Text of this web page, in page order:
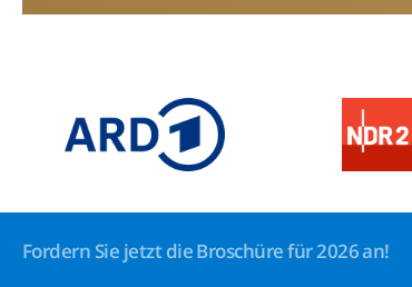
Fordern Sie jetzt die Broschüre für 2026 an!